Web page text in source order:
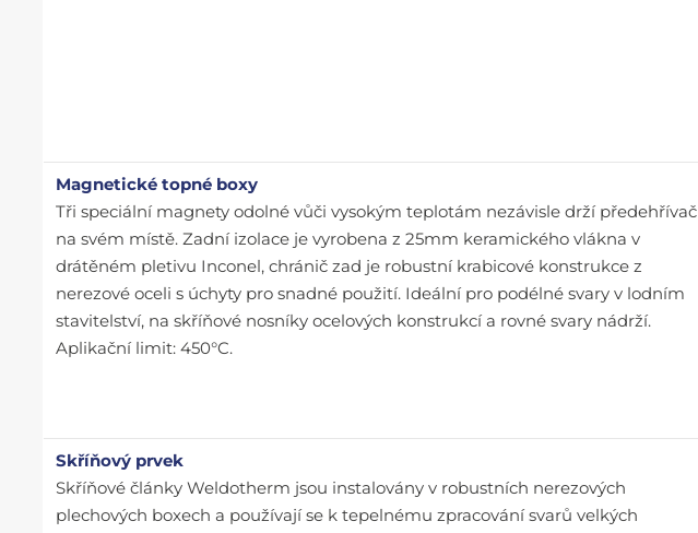
Magnetické topné boxy
Tři speciální magnety odolné vůči vysokým teplotám nezávisle drží předehřívač
na svém místě. Zadní izolace je vyrobena z 25mm keramického vlákna v
drátěném pletivu Inconel, chránič zad je robustní krabicové konstrukce z
nerezové oceli s úchyty pro snadné použití. Ideální pro podélné svary v lodním
stavitelství, na skříňové nosníky ocelových konstrukcí a rovné svary nádrží.
Aplikační limit: 450°C.
Skříňový prvek
Skříňové články Weldotherm jsou instalovány v robustních nerezových
plechových boxech a používají se k tepelnému zpracování svarů velkých